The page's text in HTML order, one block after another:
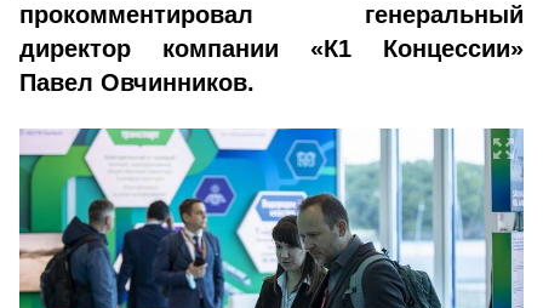
прокомментировал генеральный
директор компании «К1 Концессии»
Павел Овчинников.